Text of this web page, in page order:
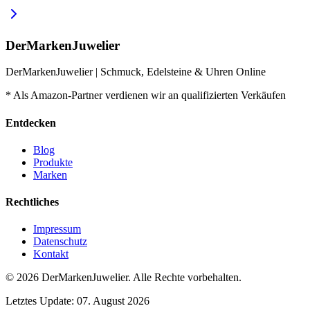
DerMarkenJuwelier
DerMarkenJuwelier | Schmuck, Edelsteine & Uhren Online
* Als Amazon-Partner verdienen wir an qualifizierten Verkäufen
Entdecken
Blog
Produkte
Marken
Rechtliches
Impressum
Datenschutz
Kontakt
© 2026 DerMarkenJuwelier. Alle Rechte vorbehalten.
Letztes Update: 07. August 2026